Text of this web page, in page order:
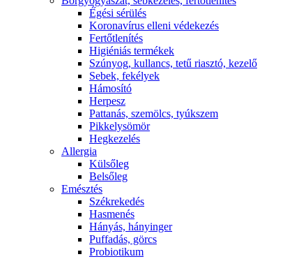
É́gési sérülés
Koronavírus elleni védekezés
Fertőtlenítés
Higiéniás termékek
Szúnyog, kullancs, tetű riasztó, kezelő
Sebek, fekélyek
Hámosító
Herpesz
Pattanás, szemölcs, tyúkszem
Pikkelysömör
Hegkezelés
Allergia
Külsőleg
Belsőleg
Emésztés
Székrekedés
Hasmenés
Hányás, hányinger
Puffadás, görcs
Probiotikum